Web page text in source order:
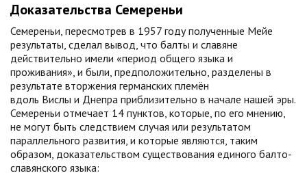
Доказательства Семереньи
Семереньи, пересмотрев в 1957 году полученные Мейе
результаты, сделал вывод, что балты и славяне
действительно имели «период общего языка и
проживания», и были, предположительно, разделены в
результате вторжения германских племён
вдоль Вислы и Днепра приблизительно в начале нашей эры.
Семереньи отмечает 14 пунктов, которые, по его мнению,
не могут быть следствием случая или результатом
параллельного развития, и которые являются, таким
образом, доказательством существования единого балто-
славянского языка: